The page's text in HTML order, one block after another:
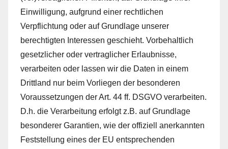
Einwilligung, aufgrund einer rechtlichen
Verpflichtung oder auf Grundlage unserer
berechtigten Interessen geschieht. Vorbehaltlich
gesetzlicher oder vertraglicher Erlaubnisse,
verarbeiten oder lassen wir die Daten in einem
Drittland nur beim Vorliegen der besonderen
Voraussetzungen der Art. 44 ff. DSGVO verarbeiten.
D.h. die Verarbeitung erfolgt z.B. auf Grundlage
besonderer Garantien, wie der offiziell anerkannten
Feststellung eines der EU entsprechenden